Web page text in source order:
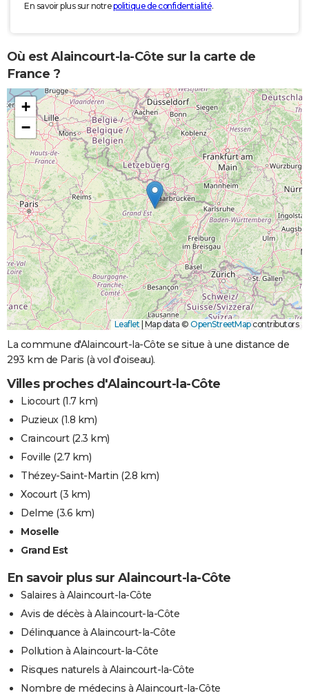
En savoir plus sur notrepolitique de confidentialité.
Où est Alaincourt-la-Côte sur la carte de
France ?
+
−
Leaflet Map data © OpenStreetMapcontributors
La commune d'Alaincourt-la-Côte se situe à une distance de
293 km de Paris (à vol d'oiseau).
Villes proches d'Alaincourt-la-Côte
Liocourt(1.7 km)
Puzieux(1.8 km)
Craincourt(2.3 km)
Foville (2.7 km)
Thézey-Saint-Martin (2.8 km)
Xocourt(3 km)
Delme (3.6 km)
Moselle
Grand Est
En savoir plus sur Alaincourt-la-Côte
Salaires à Alaincourt-la-Côte
Avis de décès à Alaincourt-la-Côte
Délinquance à Alaincourt-la-Côte
Pollution à Alaincourt-la-Côte
Risques naturels à Alaincourt-la-Côte
Nombre de médecins à Alaincourt-la-Côte